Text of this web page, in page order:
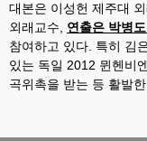
대본은 이성헌 제주대
외래교수
연출은 박병
참여하고 있다 특히 김
있는 독일 2012 뮌헨비
곡위촉을 받는 등 활발